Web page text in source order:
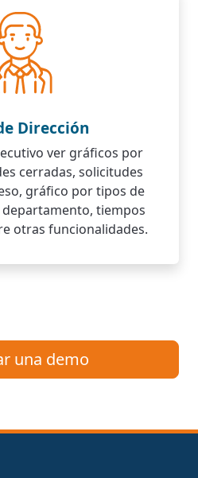
Dirección
ver gráficos por
cerradas, solicitudes
gráfico por tipos de
tiempos
otras funcionalidades.
una demo